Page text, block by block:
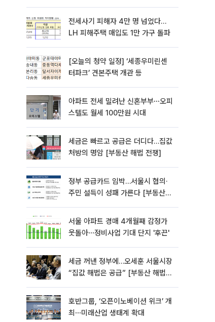
전세사기 피해자 4만 명 넘었다…
LH 피해주택 매입도 1만 가구 돌파
[오늘의 청약 일정] ‘세종우미린센
터파크’ 견본주택 개관 등
아파트 전세 밀려난 신혼부부⋯오피
스텔도 월세 100만원 시대
세금은 빠르고 공급은 더디다…집값
처방의 명암 [부동산 해법 전쟁]
정부 공급카드 임박…서울시 협의·
주민 설득이 성패 가른다 [부동산
서울 아파트 경매 4개월째 감정가
웃돌아⋯정비사업 기대 단지 '후끈'
세금 꺼낸 정부에…오세훈 서울시장
“집값 해법은 공급” [부동산 해법
호반그룹, ‘오픈이노베이션 위크’ 개
최⋯미래산업 생태계 확대